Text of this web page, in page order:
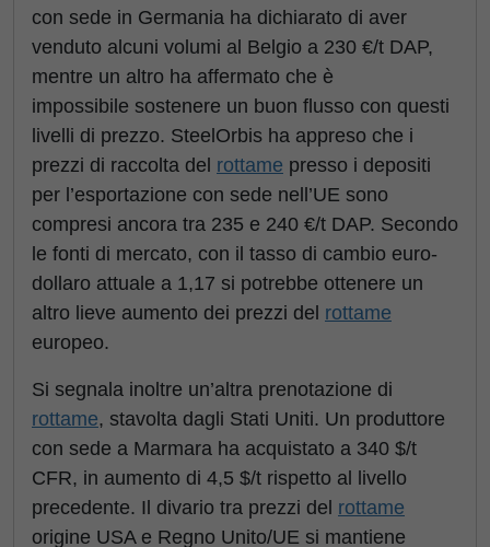
con sede in Germania ha dichiarato di aver
venduto alcuni volumi al Belgio a 230 €/t DAP,
mentre un altro ha affermato che è
impossibile sostenere un buon flusso con questi
livelli di prezzo. SteelOrbis ha appreso che i
prezzi di raccolta del rottame presso i depositi
per l’esportazione con sede nell’UE sono
compresi ancora tra 235 e 240 €/t DAP. Secondo
le fonti di mercato, con il tasso di cambio euro-
dollaro attuale a 1,17 si potrebbe ottenere un
altro lieve aumento dei prezzi del rottame
europeo.
Si segnala inoltre un’altra prenotazione di
rottame, stavolta dagli Stati Uniti. Un produttore
con sede a Marmara ha acquistato a 340 $/t
CFR, in aumento di 4,5 $/t rispetto al livello
precedente. Il divario tra prezzi del rottame
origine USA e Regno Unito/UE si mantiene